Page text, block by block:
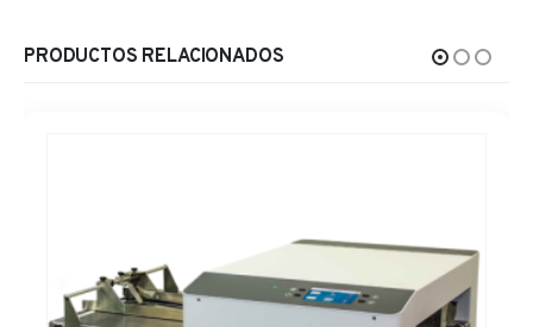
PRODUCTOS RELACIONADOS